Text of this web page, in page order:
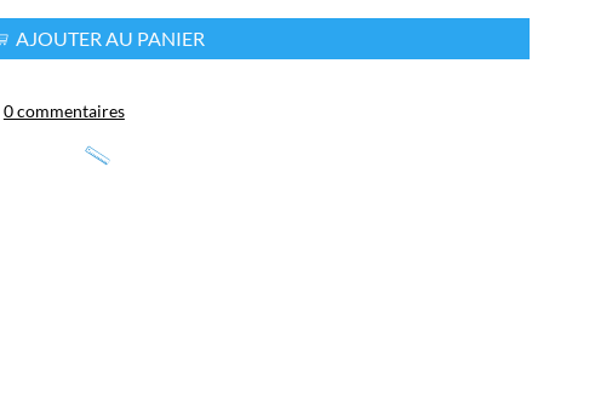
AJOUTER AU PANIER
0 commentaires